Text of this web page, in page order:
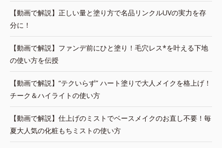
【動画で解説】正しい量と塗り方で名品リンクルUVの実力を存
分に！
【動画で解説】ファンデ前にひと塗り！毛穴レス*を叶える下地
の使い方を伝授
【動画で解説】“テクいらず” ハート塗りで大人メイクを格上げ！
チーク＆ハイライトの使い方
【動画で解説】仕上げのミストでベースメイクのお直し不要！毎
夏大人気の化粧もちミストの使い方